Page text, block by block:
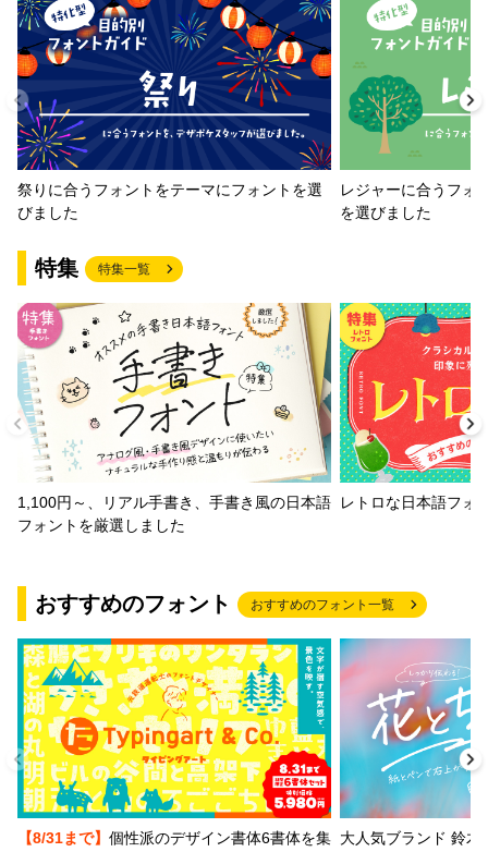
祭りに合うフォントをテーマにフォントを選
びました
レジャーに合うフォ
を選びました
特集 特集一覧
1,100円～、リアル手書き、手書き風の日本語
フォントを厳選しました
レトロな日本語フォ
おすすめのフォント おすすめのフォント一覧
【8/31まで】 個性派のデザイン書体6書体を集 大人気ブランド 鈴木